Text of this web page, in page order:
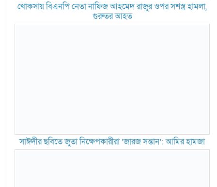
খোকসায় বিএনপি নেতা নাফিজ আহমেদ রাজুর ওপর সশস্ত্র হামলা,
গুরুতর আহত
সাঈদীর ছবিতে জুতা নিক্ষেপকারীরা ‘জারজ সন্তান’: আমির হামজা